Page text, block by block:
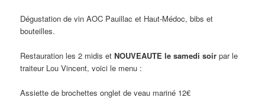
Dégustation de vin AOC Pauillac et Haut-Médoc, bibs et
bouteilles.
Restauration les 2 midis etNOUVEAUTE le samedi soir par le
traiteur Lou Vincent, voici le menu :
Assiette de brochettes onglet de veau mariné 12€